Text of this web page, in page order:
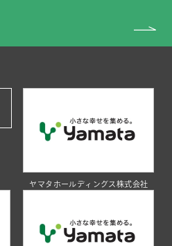
ヤマタホールディングス株式会社